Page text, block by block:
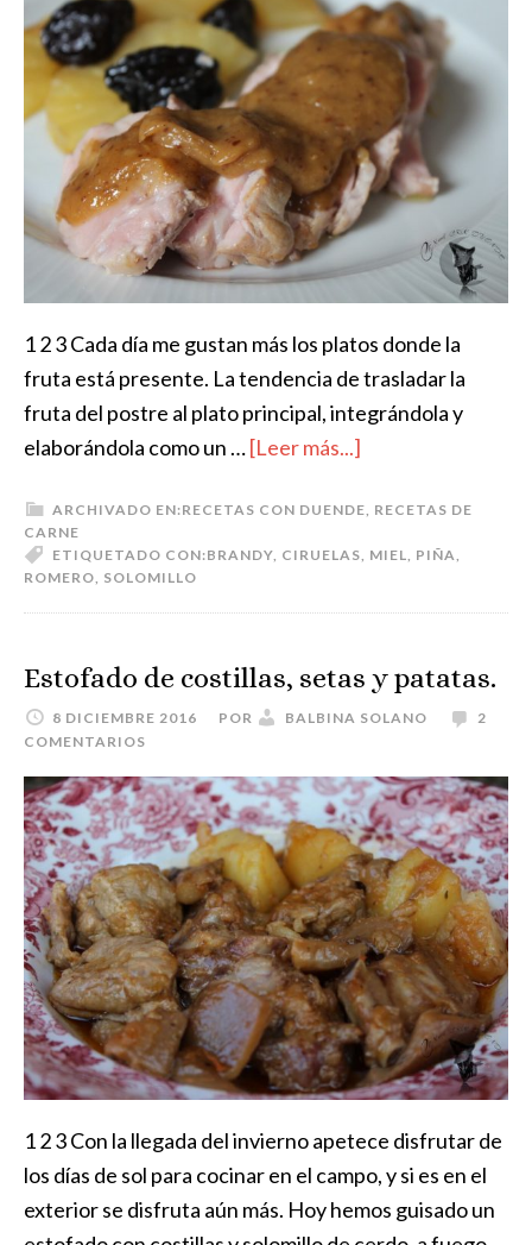
1 2 3 Cada día me gustan más los platos donde la
fruta está presente. La tendencia de trasladar la
fruta del postre al plato principal, integrándola y
elaborándola como un …[Leer más...]
ARCHIVADO EN:RECETAS CON DUENDE RECETAS DE
CARNE
ETIQUETADO CON:BRANDY CIRUELAS MIEL PIÑA
ROMERO SOLOMILLO
Estofado de costillas, setas y patatas.
8 DICIEMBRE 2016 POR BALBINA SOLANO
2
COMENTARIOS
1 2 3 Con la llegada del invierno apetece disfrutar de
los días de sol para cocinar en el campo, y si es en el
exterior se disfruta aún más. Hoy hemos guisado un